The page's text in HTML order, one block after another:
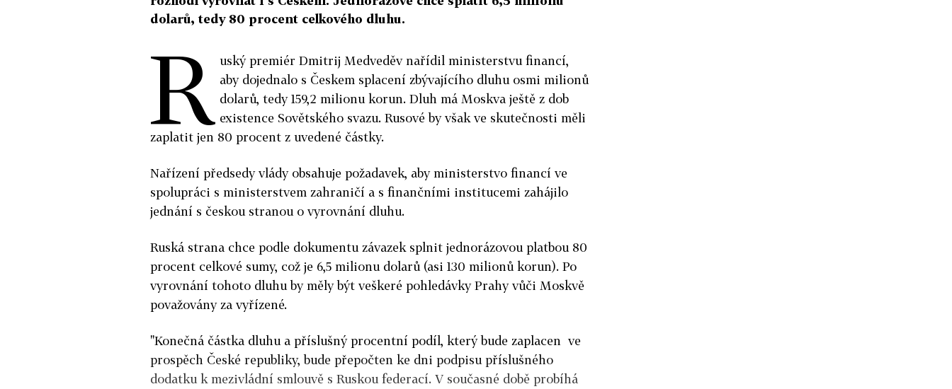
dolarů, tedy 80 procent celkového dluhu.
R uský premiér Dmitrij Medveděv nařídil ministerstvu financí,
aby dojednalo s Českem splacení zbývajícího dluhu osmi milionů
dolarů, tedy 159,2 milionu korun. Dluh má Moskva ještě z dob
existence Sovětského svazu. Rusové by však ve skutečnosti měli
zaplatit jen 80 procent z uvedené částky.
Nařízení předsedy vlády obsahuje požadavek, aby ministerstvo financí ve
spolupráci s ministerstvem zahraničí a s finančními institucemi zahájilo
jednání s českou stranou o vyrovnání dluhu.
Ruská strana chce podle dokumentu závazek splnit jednorázovou platbou 80
procent celkové sumy, což je 6,5 milionu dolarů (asi 130 milionů korun). Po
vyrovnání tohoto dluhu by měly být veškeré pohledávky Prahy vůči Moskvě
považovány za vyřízené.
"Konečná částka dluhu a příslušný procentní podíl, který bude zaplacen ve
prospěch České republiky, bude přepočten ke dni podpisu příslušného
dodatku k mezivládní smlouvě s Ruskou federací. V současné době probíhá